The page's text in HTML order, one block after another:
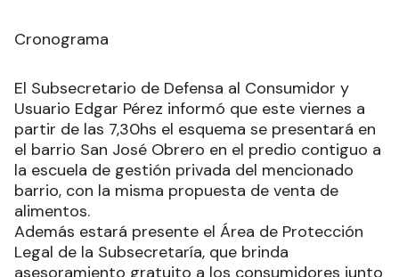
Cronograma
El Subsecretario de Defensa al Consumidor y
Usuario Edgar Pérez informó que este viernes a
partir de las 7,30hs el esquema se presentará en
el barrio San José Obrero en el predio contiguo a
la escuela de gestión privada del mencionado
barrio, con la misma propuesta de venta de
alimentos.
Además estará presente el Área de Protección
Legal de la Subsecretaría, que brinda
asesoramiento gratuito a los consumidores junto